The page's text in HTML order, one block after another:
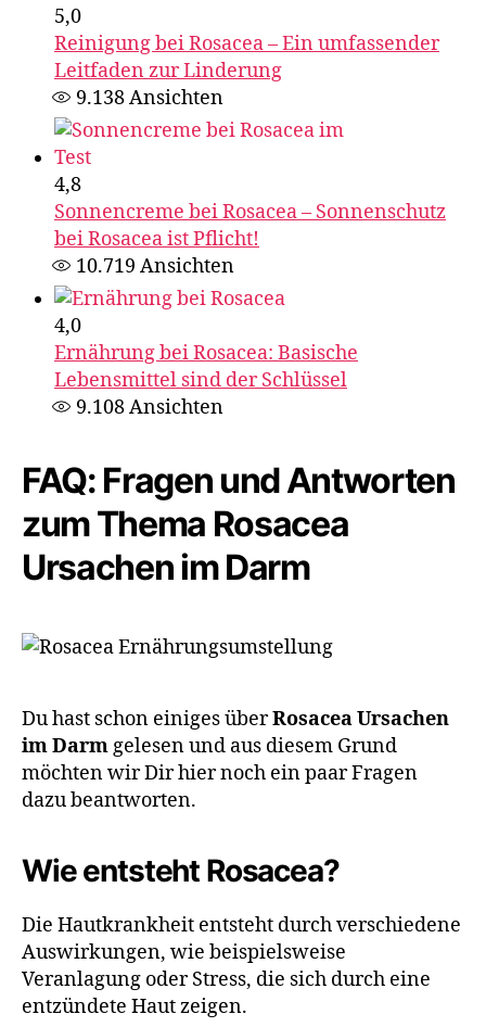
5,0
Reinigung bei Rosacea – Ein umfassender
Leitfaden zur Linderung
9.138Ansichten
4,8
Sonnencreme bei Rosacea – Sonnenschutz
bei Rosacea ist Pflicht​!
10.719 Ansichten
4,0
Ernährung bei Rosacea: Basische
Lebensmittel sind der Schlüssel
9.108Ansichten
FAQ: Fragen und Antworten
zum Thema Rosacea
Ursachen im Darm
Du hast schon einiges überRosacea Ursachen
im Darmgelesen und aus diesem Grund
möchten wir Dir hier noch ein paar Fragen
dazu beantworten.
Wie entsteht Rosacea?
Die Hautkrankheit entsteht durch verschiedene
Auswirkungen, wie beispielsweise
Veranlagung oder Stress, die sich durch eine
entzündete Haut zeigen.